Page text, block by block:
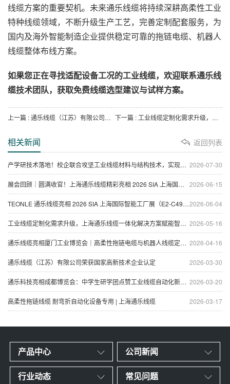
线缆方案的重要契机。未来通乐线缆将持续深耕高柔性工业
特种线缆领域，不断升级生产工艺，完善定制配套服务，为
国内及海外智能制造企业提供稳定可靠的拖链电缆、机器人
线缆整体布线方案。
如果您正在寻找适配设备工况的工业线缆，欢迎联系通乐线
缆技术团队，获取免费线缆选型建议与试样方案。
上一篇 : 通乐线缆（江苏）有限公司荣获国家高新技术企业认定 下一篇 : 工业线缆定制化需求升级，上海通乐线缆一体化解决方案赋能智能制造
返回列表
相关新闻
2026-07-30
产学研技术落地！校企联合攻坚工业线缆材料与结构技术，实现性能、抗拉与成本全面升级
2026-06-15
展会回顾｜圆满收官！上海通乐线缆精彩亮相 2026 SIA 上海国际智能工厂展
2026-06-04
TEONLE 通乐线缆亮相 2026 SIA 上海国际智能工厂展（E2-C49 展位）| 工业特种线缆前沿产品现场发布
2026-05-16
工业线缆定制化需求升级，上海通乐线缆一体化解决方案赋能智能制造
2026-04-16
通乐线缆亮相厦门工业博览会｜高柔性拖链电缆与机器人线缆定制方案
2026-03-30
通乐线缆（江苏）有限公司荣获国家高新技术企业认定
2026-03-20
通乐科技亮相成都博览会：中学生研学团点赞工业线缆自动化新成果
2026-03-17
高柔性拖链线缆 耐弯折自动化设备专用 | 上海通乐线缆
产品中心 公司新闻
行业动态 常见问题